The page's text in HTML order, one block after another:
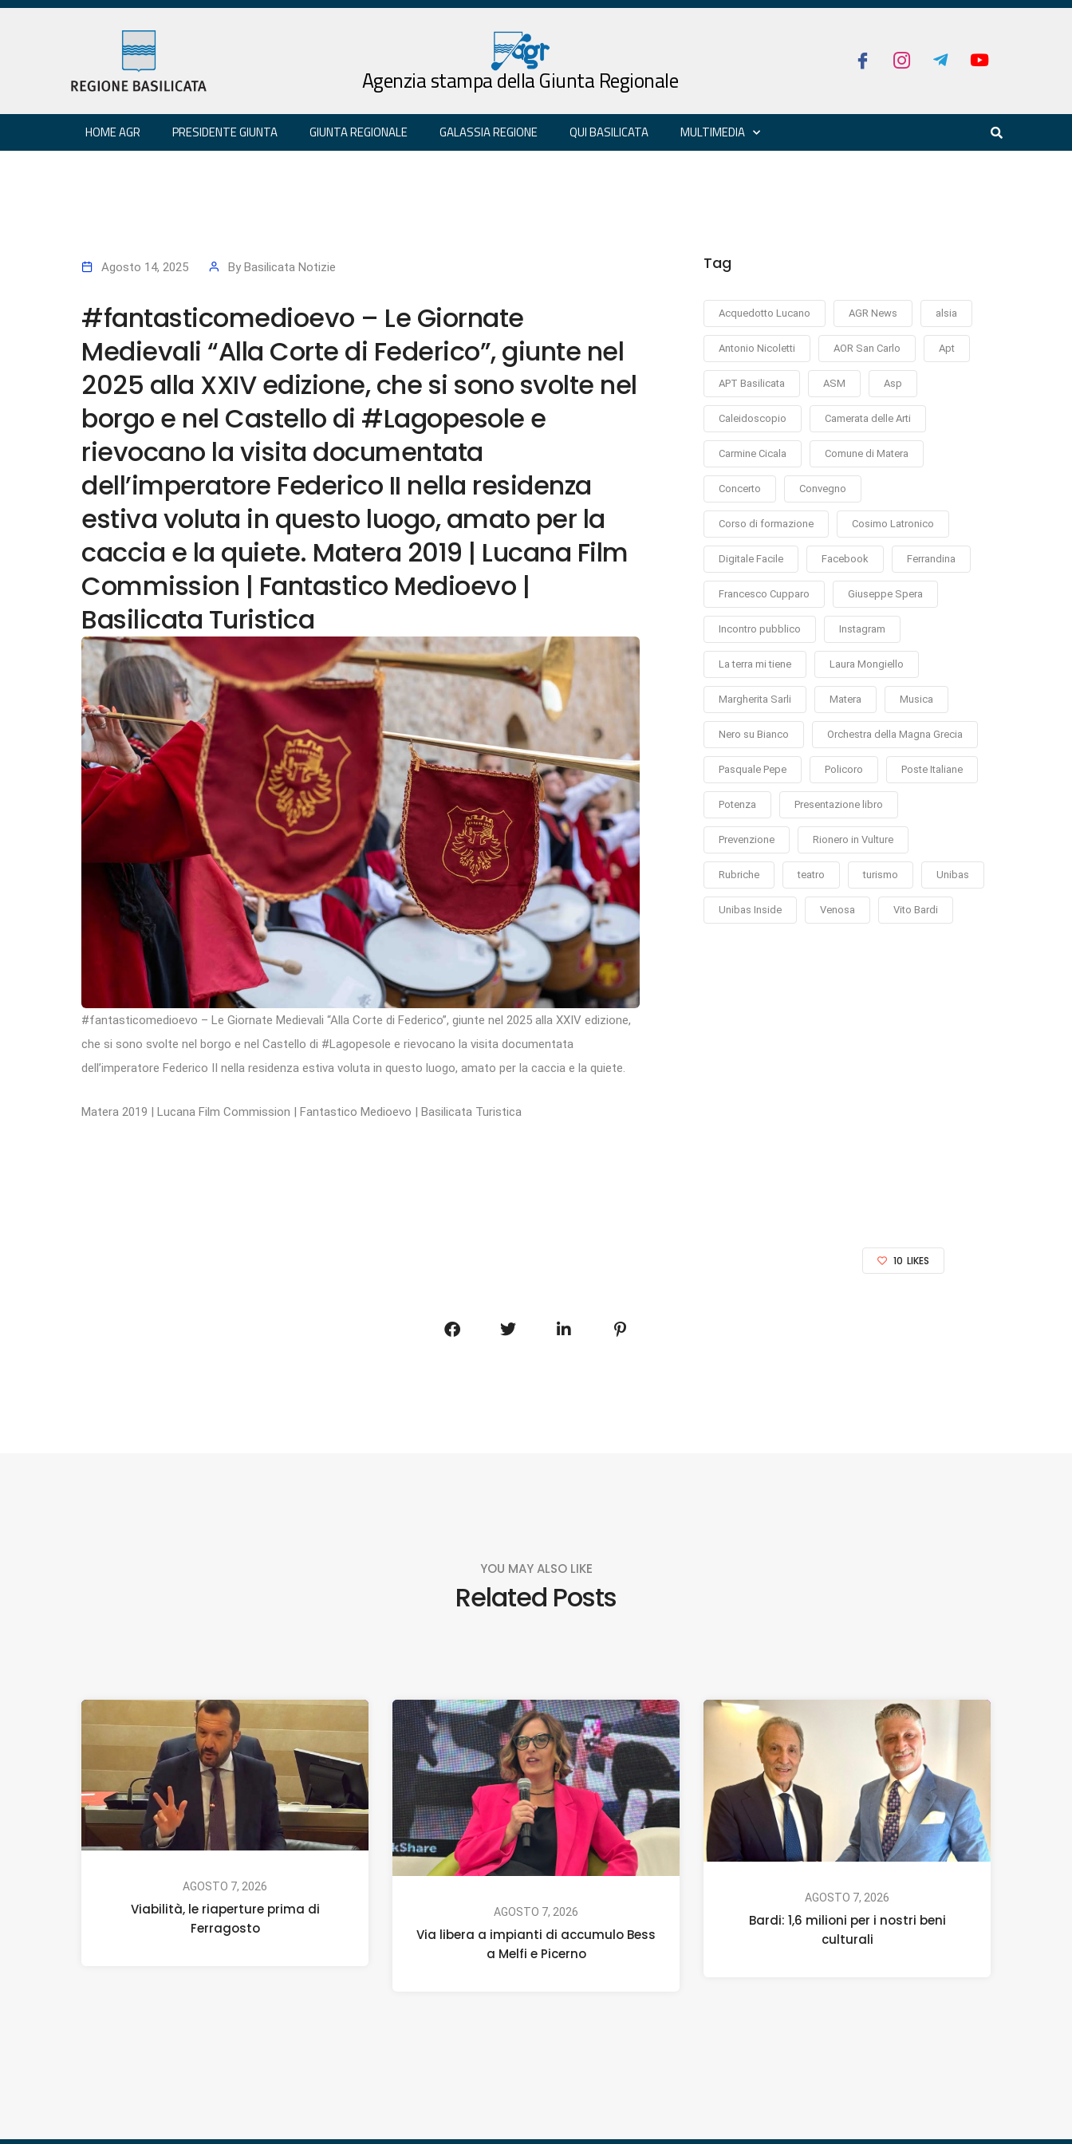
Agenzia stampa della Giunta Regionale
HOME AGR PRESIDENTE GIUNTA GIUNTA REGIONALE GALASSIA REGIONE QUI BASILICATA MULTIMEDIA
Agosto 14, 2025 By Basilicata Notizie
#fantasticomedioevo – Le Giornate
Medievali “Alla Corte di Federico”, giunte nel
2025 alla XXIV edizione, che si sono svolte nel
borgo e nel Castello di #Lagopesole e
rievocano la visita documentata
dell’imperatore Federico II nella residenza
estiva voluta in questo luogo, amato per la
caccia e la quiete. Matera 2019 | Lucana Film
Commission | Fantastico Medioevo |
Basilicata Turistica
#fantasticomedioevo – Le Giornate Medievali “Alla Corte di Federico”, giunte nel 2025 alla XXIV edizione,
che si sono svolte nel borgo e nel Castello di #Lagopesole e rievocano la visita documentata
dell’imperatore Federico II nella residenza estiva voluta in questo luogo, amato per la caccia e la quiete.
Matera 2019 | Lucana Film Commission | Fantastico Medioevo | Basilicata Turistica
Tag
Acquedotto Lucano AGR News alsia
Antonio Nicoletti AOR San Carlo Apt
APT Basilicata ASM Asp
Caleidoscopio Camerata delle Arti
Carmine Cicala Comune di Matera
Concerto Convegno
Corso di formazione Cosimo Latronico
Digitale Facile Facebook Ferrandina
Francesco Cupparo Giuseppe Spera
Incontro pubblico Instagram
La terra mi tiene Laura Mongiello
Margherita Sarli Matera Musica
Nero su Bianco Orchestra della Magna Grecia
Pasquale Pepe Policoro Poste Italiane
Potenza Presentazione libro
Prevenzione Rionero in Vulture
Rubriche teatro turismo Unibas
Unibas Inside Venosa Vito Bardi
10 LIKES
YOU MAY ALSO LIKE
Related Posts
AGOSTO 7, 2026
Viabilità, le riaperture prima di
Ferragosto
AGOSTO 7, 2026
Via libera a impianti di accumulo Bess
a Melfi e Picerno
AGOSTO 7, 2026
Bardi: 1,6 milioni per i nostri beni
culturali